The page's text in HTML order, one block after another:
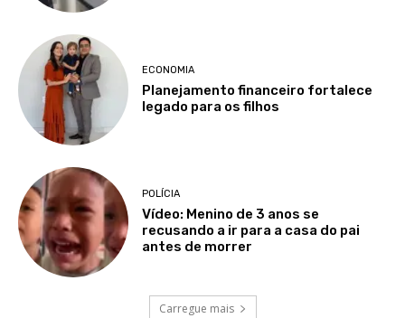
ECONOMIA
Planejamento financeiro fortalece
legado para os filhos
POLÍCIA
Vídeo: Menino de 3 anos se
recusando a ir para a casa do pai
antes de morrer
Carregue mais